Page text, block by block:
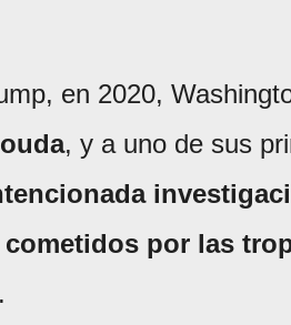
en 2020,
, y a uno de sus
por las
.